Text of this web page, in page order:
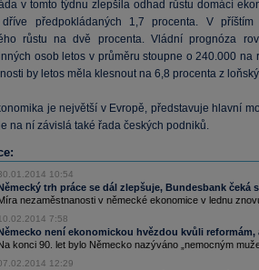
v tomto týdnu zlepšila odhad růstu domácí
předpokládaných 1,7 procenta. V
růstu na dvě procenta. Vládní prognóza
osob letos v průměru stoupne o 240.000 na
by letos měla klesnout na 6,8 procenta z
je největší v Evropě, představuje hlavní
na ní závislá také řada českých podniků.
10:54
trh práce se dál zlepšuje, Bundesbank čeká
nezaměstnanosti v německé ekonomice v lednu
7:58
není ekonomickou hvězdou kvůli reformám,
konci 90. let bylo Německo nazýváno „nemocným
12:29